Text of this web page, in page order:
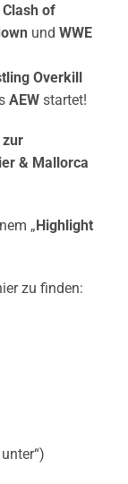
Clash of
und WWE
Overkill
AEWstartet!
zur
& Mallorca
„Highlight
zu finden: